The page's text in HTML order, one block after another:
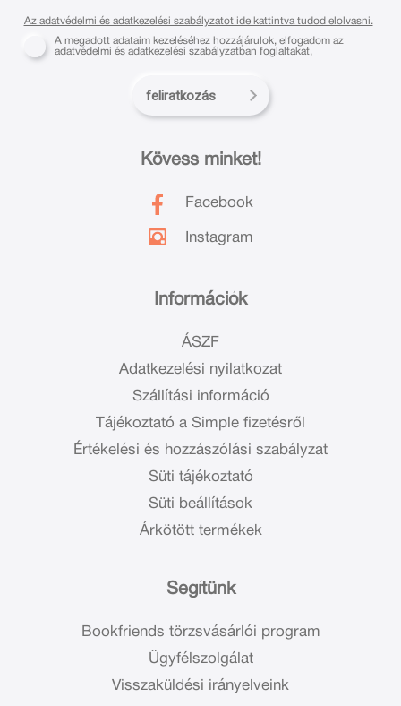
Információk
ÁSZF
Adatkezelési nyilatkozat
Szállítási információ
Tájékoztató a Simple fizetésről
Értékelési és hozzászólási szabályzat
Süti tájékoztató
Süti beállítások
Árkötött termékek
Segítünk
Bookfriends törzsvásárlói program
Ügyfélszolgálat
Visszaküldési irányelveink
Kövess minket!
Facebook
Instagram
Az adatvédelmi és adatkezelési szabályzatot ide kattintva tudod elolvasni.
A megadott adataim kezeléséhez hozzájárulok, elfogadom az
adatvédelmi és adatkezelési szabályzatban foglaltakat,
feliratkozás